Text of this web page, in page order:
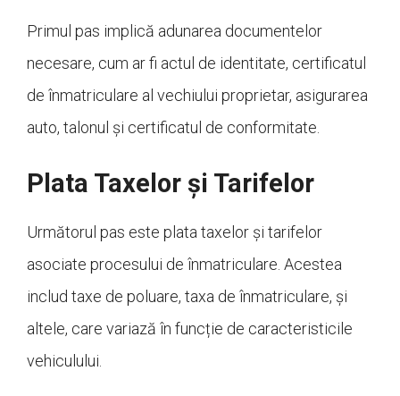
Primul pas implică adunarea documentelor
necesare, cum ar fi actul de identitate, certificatul
de înmatriculare al vechiului proprietar, asigurarea
auto, talonul și certificatul de conformitate.
Plata Taxelor și Tarifelor
Următorul pas este plata taxelor și tarifelor
asociate procesului de înmatriculare. Acestea
includ taxe de poluare, taxa de înmatriculare, și
altele, care variază în funcție de caracteristicile
vehiculului.